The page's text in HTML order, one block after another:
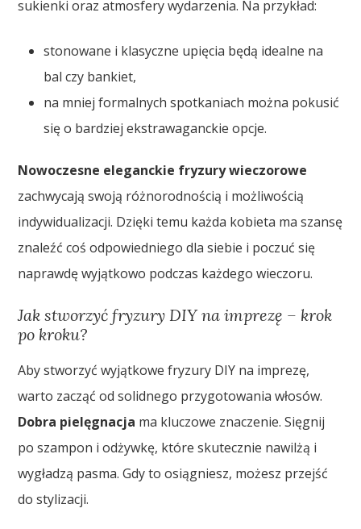
sukienki oraz atmosfery wydarzenia. Na przykład:
stonowane i klasyczne upięcia będą idealne na
bal czy bankiet,
na mniej formalnych spotkaniach można pokusić
się o bardziej ekstrawaganckie opcje.
Nowoczesne eleganckie fryzury wieczorowe
zachwycają swoją różnorodnością i możliwością
indywidualizacji. Dzięki temu każda kobieta ma szansę
znaleźć coś odpowiedniego dla siebie i poczuć się
naprawdę wyjątkowo podczas każdego wieczoru.
Jak stworzyć fryzury DIY na imprezę – krok
po kroku?
Aby stworzyć wyjątkowe fryzury DIY na imprezę,
warto zacząć od solidnego przygotowania włosów.
Dobra pielęgnacja ma kluczowe znaczenie. Sięgnij
po szampon i odżywkę, które skutecznie nawilżą i
wygładzą pasma. Gdy to osiągniesz, możesz przejść
do stylizacji.